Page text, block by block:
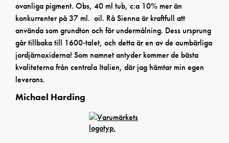
ovanliga pigment. Obs, 40 ml tub, c:a 10% mer än
konkurrenter på 37 ml. oil. Rå Sienna är kraftfull att
använda som grundton och för undermålning. Dess ursprung
går tillbaka till 1600‑talet, och detta är en av de oumbärliga
jordjärnoxiderna! Som namnet antyder kommer de bästa
kvaliteterna från centrala Italien, där jag hämtar min egen
leverans.
Michael Harding